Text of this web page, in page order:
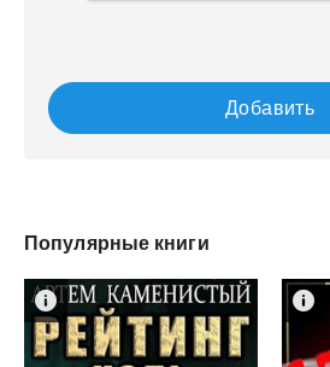
Добавить
Популярные книги